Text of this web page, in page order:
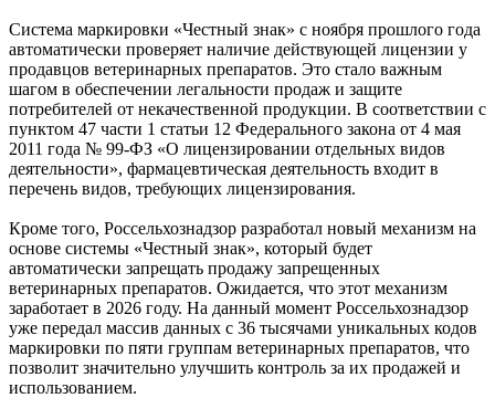
Система маркировки «Честный знак» с ноября прошлого года
автоматически проверяет наличие действующей лицензии у
продавцов ветеринарных препаратов. Это стало важным
шагом в обеспечении легальности продаж и защите
потребителей от некачественной продукции. В соответствии с
пунктом 47 части 1 статьи 12 Федерального закона от 4 мая
2011 года № 99-ФЗ «О лицензировании отдельных видов
деятельности», фармацевтическая деятельность входит в
перечень видов, требующих лицензирования.
Кроме того, Россельхознадзор разработал новый механизм на
основе системы «Честный знак», который будет
автоматически запрещать продажу запрещенных
ветеринарных препаратов. Ожидается, что этот механизм
заработает в 2026 году. На данный момент Россельхознадзор
уже передал массив данных с 36 тысячами уникальных кодов
маркировки по пяти группам ветеринарных препаратов, что
позволит значительно улучшить контроль за их продажей и
использованием.